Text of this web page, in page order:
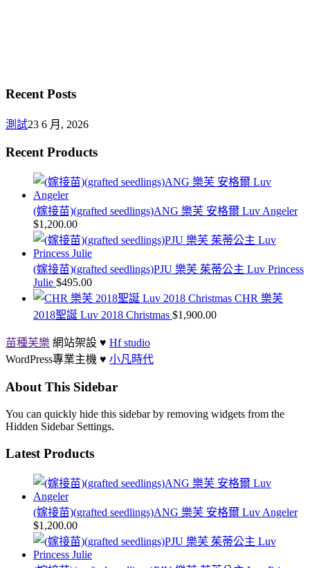
Recent Posts
測試23 6 月, 2026
Recent Products
(嫁接苗)(grafted seedlings)ANG 樂芙 安格爾 Luv Angeler
$1,200.00
(嫁接苗)(grafted seedlings)PJU 樂芙 茱蒂公主 Luv Princess
Julie $495.00
CHR 樂芙
2018聖誕 Luv 2018 Christmas $1,900.00
苗種芙樂 網站架設 ♥ Hf studio
WordPress專業主機 ♥ 小凡時代
About This Sidebar
You can quickly hide this sidebar by removing widgets from the
Hidden Sidebar Settings.
Latest Products
(嫁接苗)(grafted seedlings)ANG 樂芙 安格爾 Luv Angeler
$1,200.00